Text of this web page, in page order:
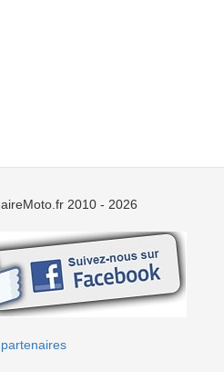
2010 - 2026